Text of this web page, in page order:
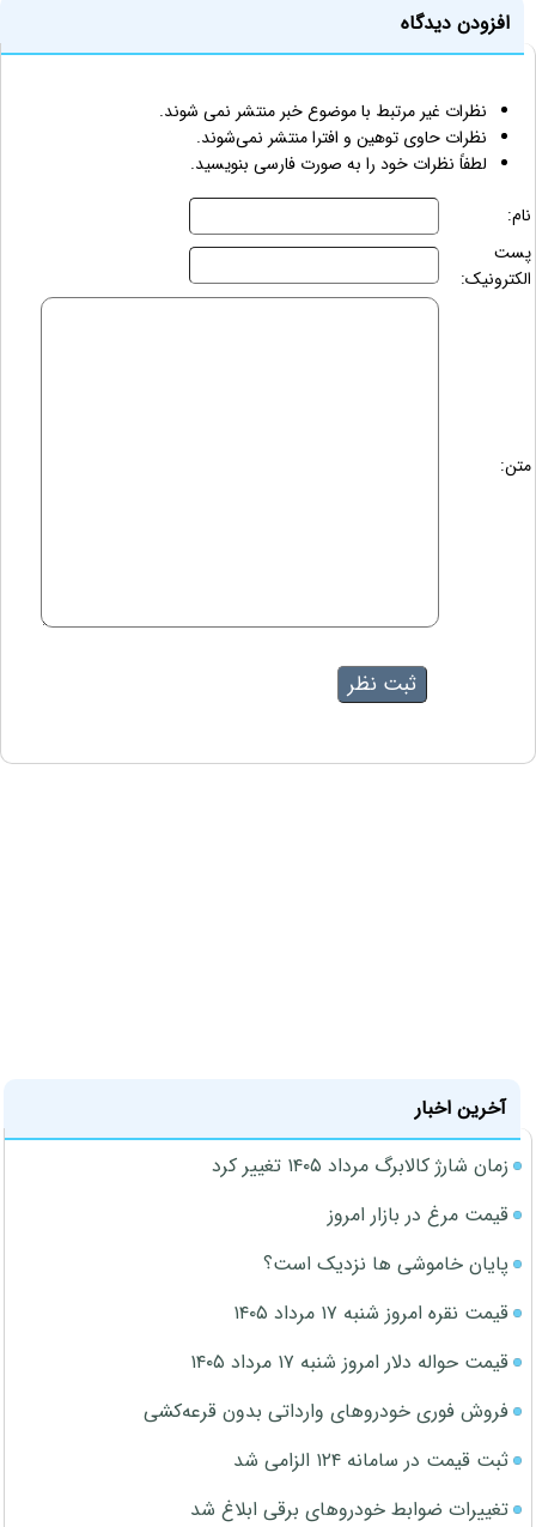
افزودن دیدگاه
نظرات غیر مرتبط با موضوع خبر منتشر نمی شوند.
نظرات حاوی توهین و افترا منتشر نمی‌شوند.
لطفاً نظرات خود را به صورت فارسی بنویسید.
نام:
پست
الکترونیک:
متن:
آخرین اخبار
زمان شارژ کالابرگ مرداد ۱۴۰۵ تغییر کرد
قیمت مرغ در بازار امروز
پایان خاموشی ها نزدیک است؟
قیمت نقره امروز شنبه ۱۷ مرداد ۱۴۰۵
قیمت حواله دلار امروز شنبه ۱۷ مرداد ۱۴۰۵
فروش فوری خودروهای وارداتی بدون قرعه‌کشی
ثبت قیمت در سامانه ۱۲۴ الزامی شد
تغییرات ضوابط خودروهای برقی ابلاغ شد